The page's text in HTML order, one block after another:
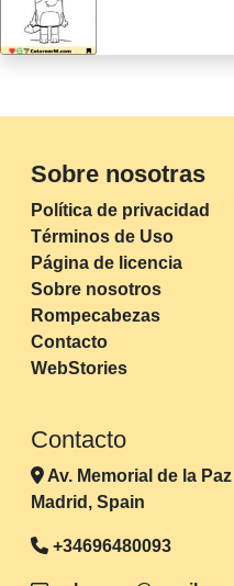
Sobre nosotras
Política de privacidad
Términos de Uso
Página de licencia
Sobre nosotros
Rompecabezas
Contacto
WebStories
Contacto
Av. Memorial de la
Madrid, Spain
+34696480093